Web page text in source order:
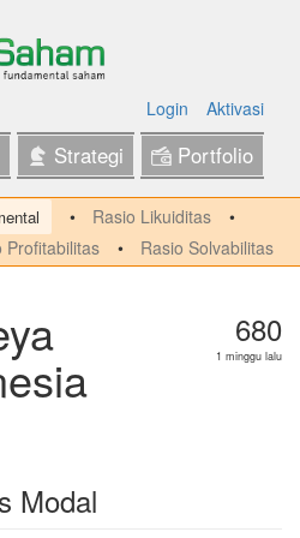
Login Aktivasi
Strategi Portfolio
Rasio Likuiditas
Profitabilitas Rasio Solvabilitas
680
1 minggu lalu
Modal